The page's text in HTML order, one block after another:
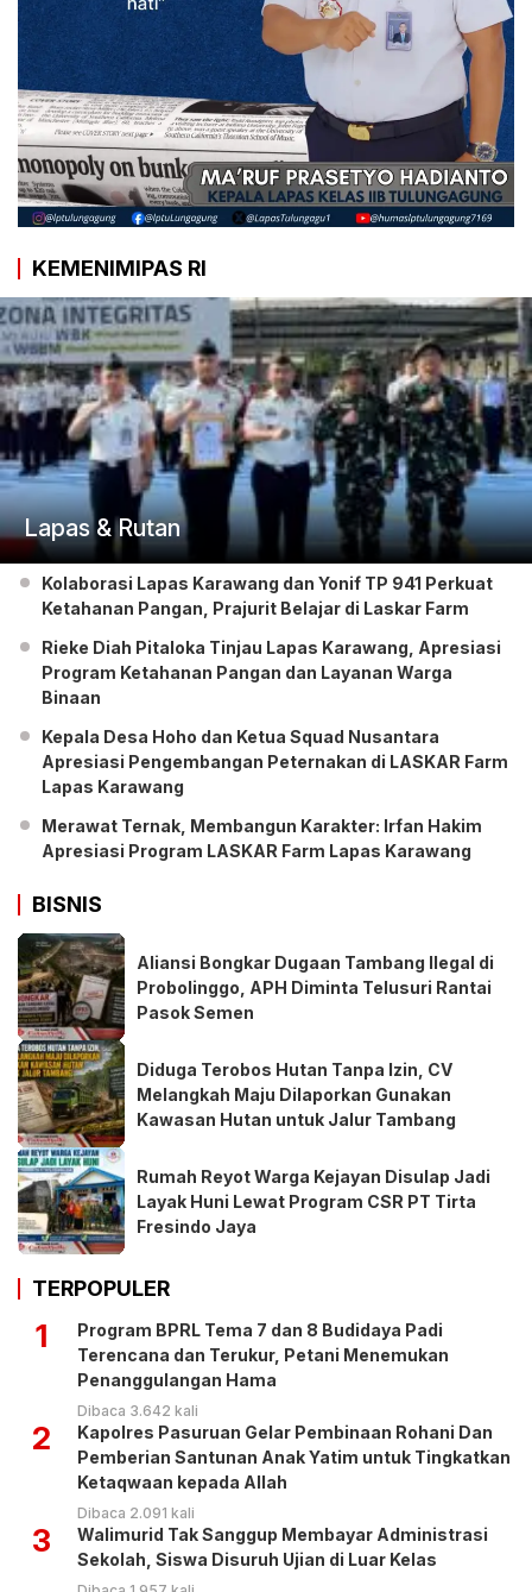
KEMENIMIPAS RI
Lapas & Rutan
Kolaborasi Lapas Karawang dan Yonif TP 941 Perkuat
Ketahanan Pangan, Prajurit Belajar di Laskar Farm
Rieke Diah Pitaloka Tinjau Lapas Karawang, Apresiasi
Program Ketahanan Pangan dan Layanan Warga
Binaan
Kepala Desa Hoho dan Ketua Squad Nusantara
Apresiasi Pengembangan Peternakan di LASKAR Farm
Lapas Karawang
Merawat Ternak, Membangun Karakter: Irfan Hakim
Apresiasi Program LASKAR Farm Lapas Karawang
BISNIS
Aliansi Bongkar Dugaan Tambang Ilegal di
Probolinggo, APH Diminta Telusuri Rantai
Pasok Semen
Diduga Terobos Hutan Tanpa Izin, CV
Melangkah Maju Dilaporkan Gunakan
Kawasan Hutan untuk Jalur Tambang
Rumah Reyot Warga Kejayan Disulap Jadi
Layak Huni Lewat Program CSR PT Tirta
Fresindo Jaya
TERPOPULER
1
Program BPRL Tema 7 dan 8 Budidaya Padi
Terencana dan Terukur, Petani Menemukan
Penanggulangan Hama
Dibaca 3.642 kali
2
Kapolres Pasuruan Gelar Pembinaan Rohani Dan
Pemberian Santunan Anak Yatim untuk Tingkatkan
Ketaqwaan kepada Allah
Dibaca 2.091 kali
3
Walimurid Tak Sanggup Membayar Administrasi
Sekolah, Siswa Disuruh Ujian di Luar Kelas